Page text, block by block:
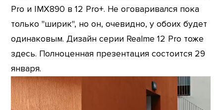
Pro и IMX890 в 12 Pro+. Не оговаривался пока
только "ширик", но он, очевидно, у обоих будет
одинаковым. Дизайн серии Realme 12 Pro тоже
здесь. Полноценная презентация состоится 29
января.